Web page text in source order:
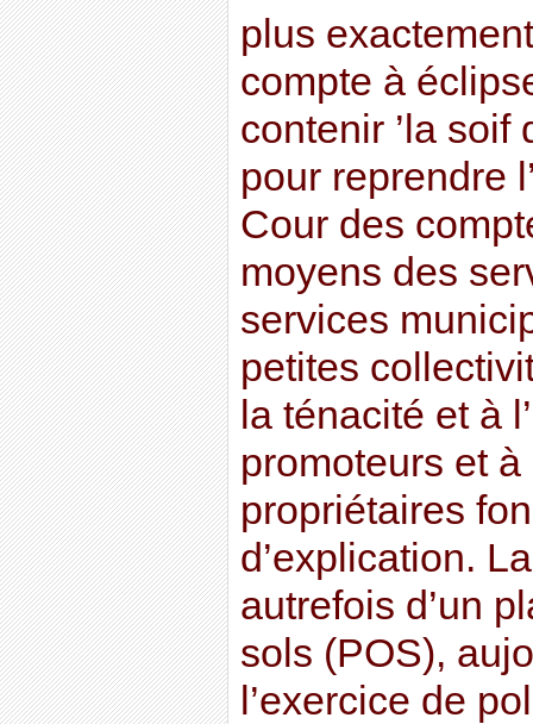
plus
compte à
contenir ’la soif
pour reprendre
Cour des
moyens des
services
petites
la ténacité et à
promoteurs et
propriétaires
d’explication.
autrefois d’un
sols (POS),
l’exercice de